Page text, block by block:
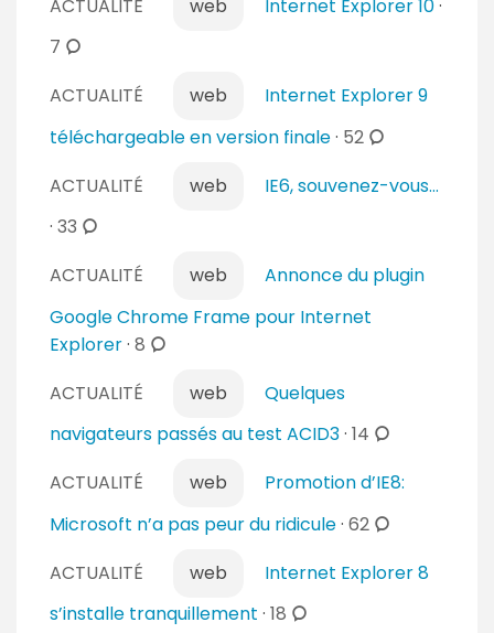
m
n
a
i
ACTUALITÉ web Internet Explorer 10·
7 c
m
m
n
a
e
s
ACTUALITÉ web
Internet Explorer 9
téléchargeable en version finale· 52c
m
n
a
s
ACTUALITÉ web
IE6, souvenez-vous...
· 33 c
m
m
e
t
i
r
s
ACTUALITÉ web
Annonce du plugin
Google Chrome Frame pour Internet
Explorer· 8 c
m
a
e
ACTUALITÉ web
Quelques
navigateurs passés au test ACID3· 14 c
m
m
n
ACTUALITÉ web
Promotion d’IE8:
Microsoft n’a pas peur du ridicule· 62c
m
ACTUALITÉ web
Internet Explorer 8
s’installe tranquillement · 18 c